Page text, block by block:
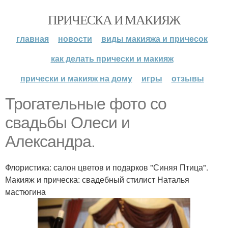
ПРИЧЕСКА И МАКИЯЖ
главная новости
виды макияжа и причесок
как делать прически и макияж
прически и макияж на дому
игры отзывы
Трогательные фото со
свадьбы Олеси и
Александра.
Флористика: салон цветов и подарков "Синяя Птица".
Макияж и прическа: свадебный стилист Наталья
мастюгина